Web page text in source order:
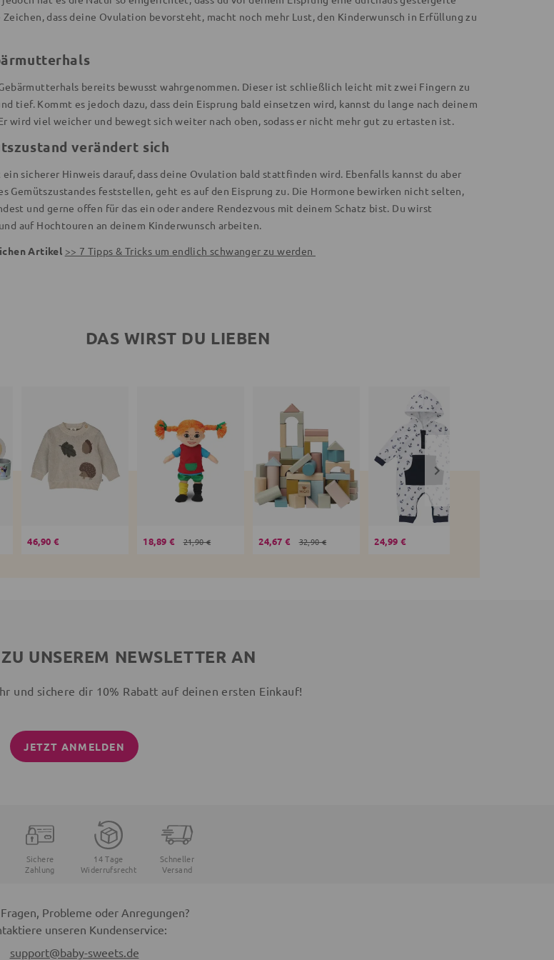
Zeichen, dass deine Ovulation bevorsteht, macht noch mehr Lust, den Kinderwunsch in Erfüllung zu
bereits bewusst wahrgenommen. Dieser ist schließlich leicht mit zwei Fingern zu
tief. Kommt es jedoch dazu, dass dein Eisprung bald einsetzen wird, kannst du lange nach deinem
wird viel weicher und bewegt sich weiter nach oben, sodass er nicht mehr gut zu ertasten ist.
verändert sich
ein sicherer Hinweis darauf, dass deine Ovulation bald stattfinden wird. Ebenfalls kannst du aber
Gemütszustandes feststellen, geht es auf den Eisprung zu. Die Hormone bewirken nicht selten,
und gerne offen für das ein oder andere Rendezvous mit deinem Schatz bist. Du wirst
auf Hochtouren an deinem Kinderwunsch arbeiten.
Artikel >> 7 Tipps & Tricks um endlich schwanger zu werden
DAS WIRST DU LIEBEN
46,90 € 18,89 € 21,90 € 24,67 € 32,90 € 24,99 €
UNSEREM NEWSLETTER AN
und sichere dir 10% Rabatt auf deinen ersten Einkauf!
JETZT ANMELDEN
Sichere
Zahlung
14 Tage
Widerrufsrecht
Schneller
Versand
Probleme oder Anregungen?
unseren Kundenservice:
support@baby-sweets.de